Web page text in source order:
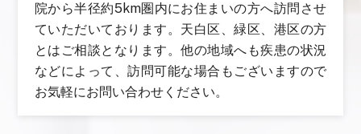
院から半径約5km圏内にお住まいの方へ訪問させ
ていただいております。天白区、緑区、港区の方
とはご相談となります。他の地域へも疾患の状況
などによって、訪問可能な場合もございますので
お気軽にお問い合わせください。